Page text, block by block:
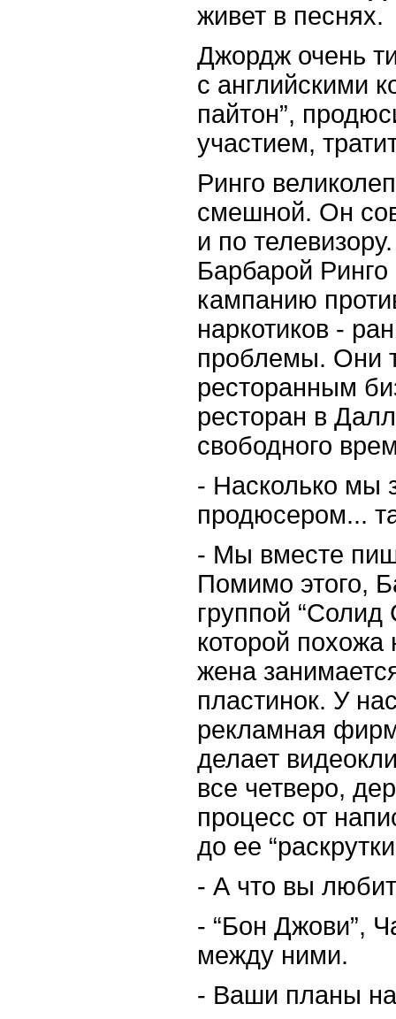
живет в песнях.
Джордж очень
с английскими
пайтон”,
участием,
Ринго
смешной. Он
и по
Барбарой
кампанию
наркотиков -
проблемы. Они
ресторанным
ресторан в
свободного
- Насколько мы
продюсером...
- Мы вместе
Помимо этого,
группой “Солид
которой похожа
жена
пластинок. У
рекламная
делает
все четверо,
процесс от
до ее
- А что вы
- “Бон Джови”,
между ними.
- Ваши планы